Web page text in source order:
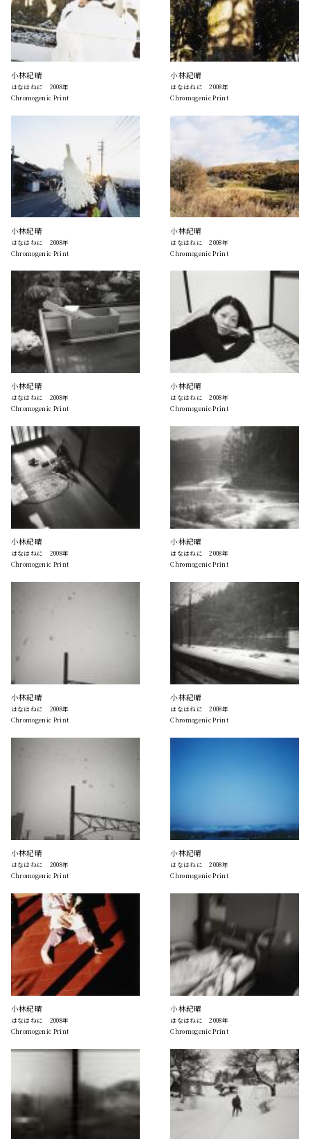
小林紀晴
はなはねに 2008年
Chromogenic Print
小林紀晴
はなはねに 2008年
Chromogenic Print
小林紀晴
はなはねに 2008年
Chromogenic Print
小林紀晴
はなはねに 2008年
Chromogenic Print
小林紀晴
はなはねに 2008年
Chromogenic Print
小林紀晴
はなはねに 2008年
Chromogenic Print
小林紀晴
はなはねに 2008年
Chromogenic Print
小林紀晴
はなはねに 2008年
Chromogenic Print
小林紀晴
はなはねに 2008年
Chromogenic Print
小林紀晴
はなはねに 2008年
Chromogenic Print
小林紀晴
はなはねに 2008年
Chromogenic Print
小林紀晴
はなはねに 2008年
Chromogenic Print
小林紀晴
はなはねに 2008年
Chromogenic Print
小林紀晴
はなはねに 2008年
Chromogenic Print